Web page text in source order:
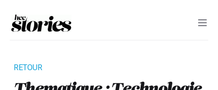
Thematique : Technologie